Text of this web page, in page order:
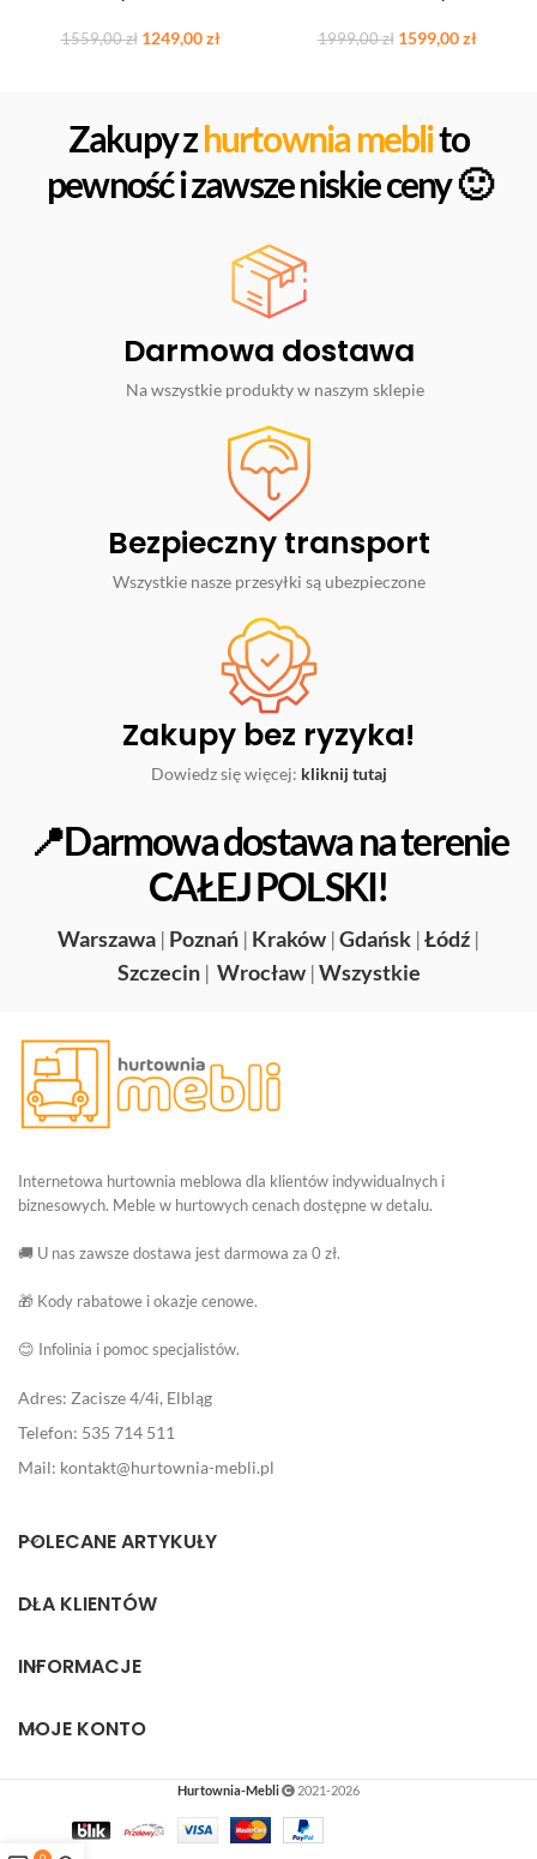
1559,00zł 1249,00zł 1999,00zł 1599,00zł
Zakupy zhurtownia meblito
pewność i zawsze niskie ceny 🙂
Darmowa dostawa
Na wszystkie produkty w naszym sklepie
Bezpieczny transport
Wszystkie nasze przesyłki są ubezpieczone
Zakupy bez ryzyka!
Dowiedz się więcej: kliknij tutaj
📍Darmowa dostawa na terenie
CAŁEJ POLSKI!
Warszawa | Poznań | Kraków |Gdańsk |Łódź |
Szczecin | Wrocław |Wszystkie
Internetowa hurtownia meblowa dla klientów indywidualnych i
biznesowych. Meble w hurtowych cenach dostępne w detalu.
🚚 U nas zawsze dostawa jest darmowa za 0 zł.
🎁 Kody rabatowe i okazje cenowe.
😊 Infolinia i pomoc specjalistów.
Adres: Zacisze 4/4i, Elbląg
Telefon: 535 714 511
Mail: kontakt@hurtownia-mebli.pl
POLECANE ARTYKUŁY
DLA KLIENTÓW
INFORMACJE
MOJE KONTO
Hurtownia-Mebli 2021-2026